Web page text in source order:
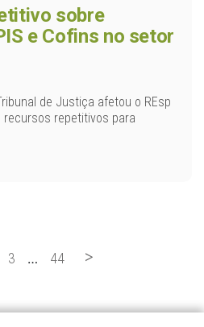
sobre
e Cofins no setor
de Justiça afetou o REsp
recursos repetitivos para
3 … 44 >